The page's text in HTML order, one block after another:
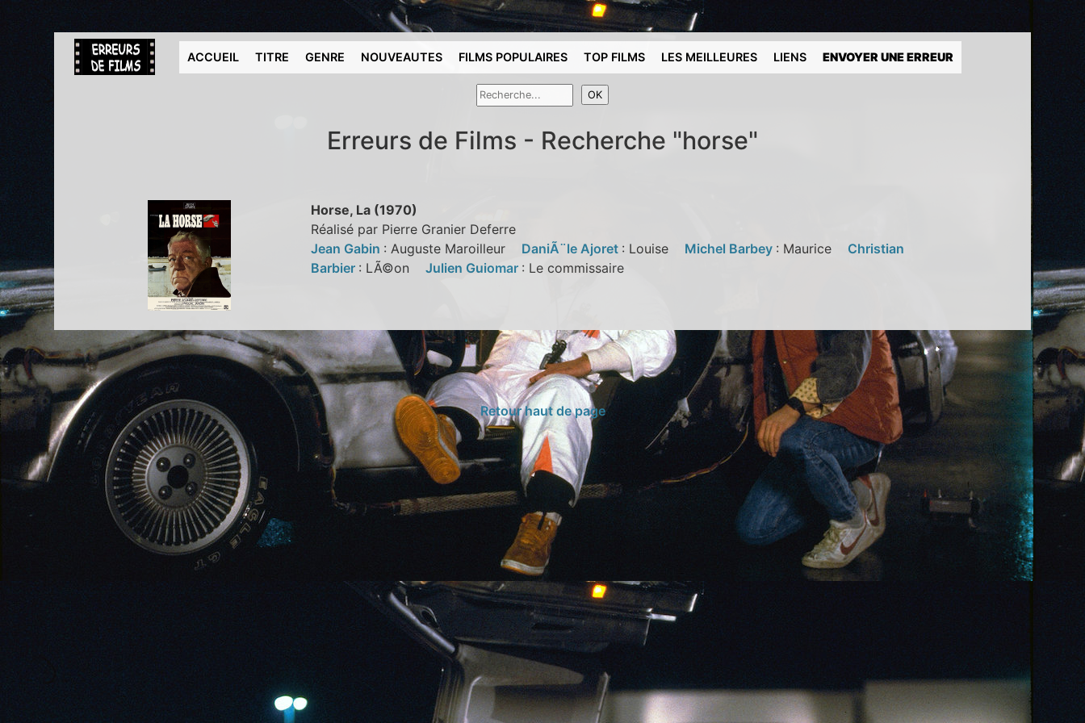
ACCUEIL TITRE GENRE NOUVEAUTES FILMS POPULAIRES TOP FILMS LES MEILLEURES LIENS ENVOYER UNE ERREUR
Erreurs de Films - Recherche "horse"
Horse, La (1970)
Réalisé par Pierre Granier Deferre
Jean Gabin : Auguste Maroilleur DaniÃ¨le Ajoret : Louise Michel Barbey : Maurice Christian
Barbier : LÃ©on Julien Guiomar : Le commissaire
Retour haut de page